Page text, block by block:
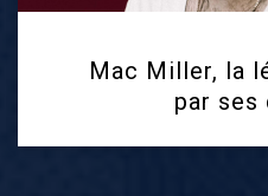
Mac Miller, la
par ses